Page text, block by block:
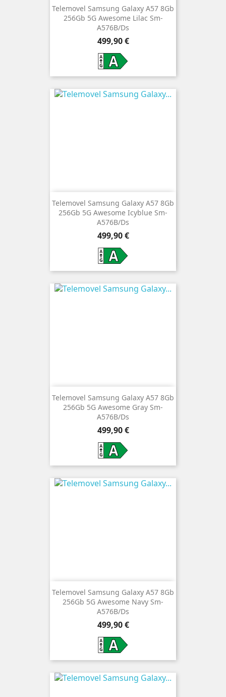
Telemovel Samsung Galaxy A57 8Gb
256Gb 5G Awesome Lilac Sm-
A576B/Ds
Preço
499,90 €
Telemovel Samsung Galaxy A57 8Gb
256Gb 5G Awesome Icyblue Sm-
A576B/Ds
Preço
499,90 €
Telemovel Samsung Galaxy A57 8Gb
256Gb 5G Awesome Gray Sm-
A576B/Ds
Preço
499,90 €
Telemovel Samsung Galaxy A57 8Gb
256Gb 5G Awesome Navy Sm-
A576B/Ds
Preço
499,90 €